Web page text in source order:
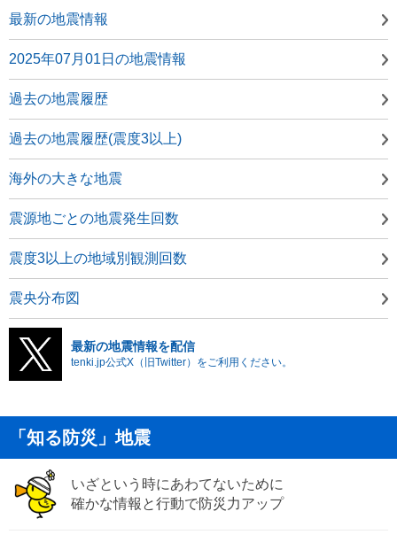
最新の地震情報
2025年07月01日の地震情報
過去の地震履歴
過去の地震履歴(震度3以上)
海外の大きな地震
震源地ごとの地震発生回数
震度3以上の地域別観測回数
震央分布図
最新の地震情報を配信
tenki.jp公式X（旧Twitter）をご利用ください。
「知る防災」地震
いざという時にあわてないために
確かな情報と行動で防災力アップ